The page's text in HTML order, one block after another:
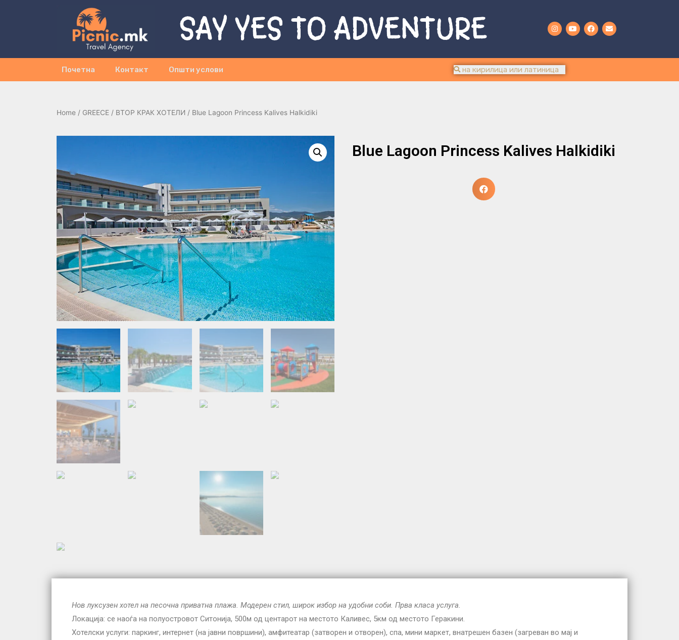
SAY YES TO ADVENTURE
Почетна Контакт Општи услови
Home / GREECE / ВТОР КРАК ХОТЕЛИ / Blue Lagoon Princess Kalives Halkidiki
Blue Lagoon Princess Kalives Halkidiki
Нов луксузен хотел на песочна приватна плажа. Модерен стил, широк избор на удобни соби. Прва класа услуга.
Локација: се наоѓа на полуостровот Ситонија, 500м од центарот на местото Каливес, 5км од местото Геракини.
Хотелски услуги: паркинг, интернет (на јавни површини), амфитеатар (затворен и отворен), спа, мини маркет, внатрешен базен (загреван во мај и